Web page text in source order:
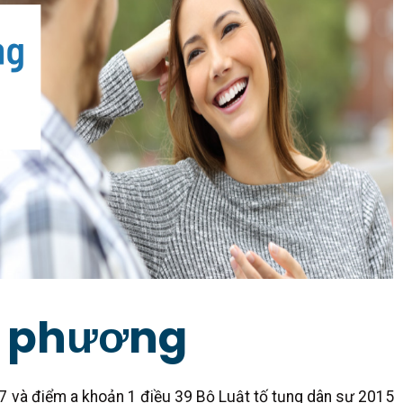
phương
và điểm a khoản 1 điều 39 Bộ Luật tố tụng dân sự 2015